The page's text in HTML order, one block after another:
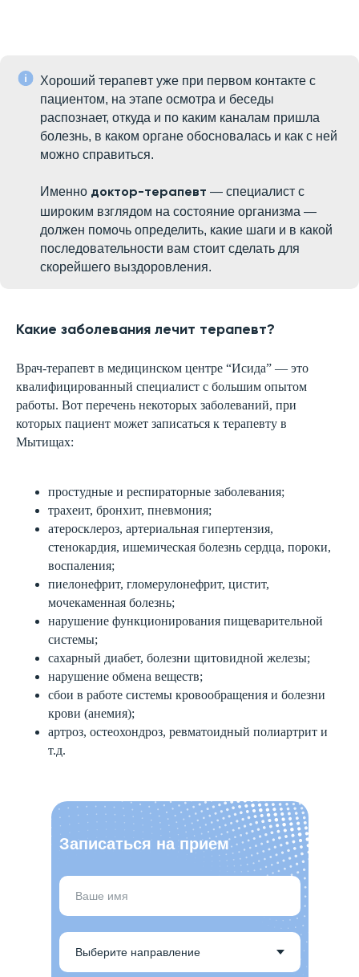
Хороший терапевт уже при первом контакте с
пациентом, на этапе осмотра и беседы
распознает, откуда и по каким каналам пришла
болезнь, в каком органе обосновалась и как с ней
можно справиться.
Именно доктор-терапевт — специалист с
широким взглядом на состояние организма —
должен помочь определить, какие шаги и в какой
последовательности вам стоит сделать для
скорейшего выздоровления.
Какие заболевания лечит терапевт?
Врач-терапевт в медицинском центре “Исида” — это
квалифицированный специалист с большим опытом
работы. Вот перечень некоторых заболеваний, при
которых пациент может записаться к терапевту в
Мытищах:
простудные и респираторные заболевания;
трахеит, бронхит, пневмония;
атеросклероз, артериальная гипертензия,
стенокардия, ишемическая болезнь сердца, пороки,
воспаления;
пиелонефрит, гломерулонефрит, цистит,
мочекаменная болезнь;
нарушение функционирования пищеварительной
системы;
сахарный диабет, болезни щитовидной железы;
нарушение обмена веществ;
сбои в работе системы кровообращения и болезни
крови (анемия);
артроз, остеохондроз, ревматоидный полиартрит и
т.д.
Записаться на прием